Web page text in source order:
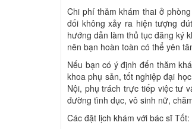
Chi phí thăm khám thai ở
đối không xảy ra hiện tượng
hướng dẫn làm thủ tục đăng ký
nên bạn hoàn toàn có thể yên
Nếu bạn có ý định đến thăm
khoa phụ sản, tốt nghiệp đại
Nội, phụ trách trực tiếp việc tư
đường tình dục, vô sinh nữ,
Các đặt lịch khám với bác sĩ